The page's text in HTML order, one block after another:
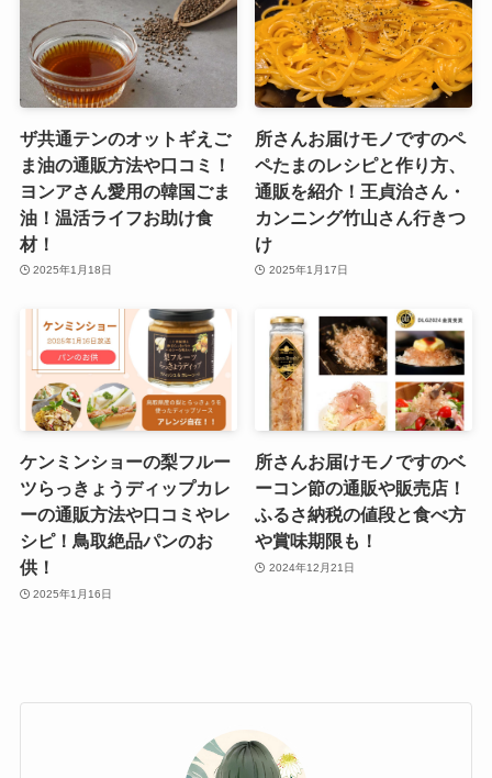
ザ共通テンのオットギえご
ま油の通販方法や口コミ！
ヨンアさん愛用の韓国ごま
油！温活ライフお助け食
材！
2025年1月18日
所さんお届けモノですのペ
ペたまのレシピと作り方、
通販を紹介！王貞治さん・
カンニング竹山さん行きつ
け
2025年1月17日
ケンミンショーの梨フルー
ツらっきょうディップカレ
ーの通販方法や口コミやレ
シピ！鳥取絶品パンのお
供！
2025年1月16日
所さんお届けモノですのベ
ーコン節の通販や販売店！
ふるさ納税の値段と食べ方
や賞味期限も！
2024年12月21日